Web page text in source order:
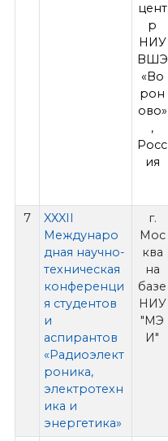
цент
р
НИУ
ВШЭ
«Во
рон
ово»
,
Росс
ия
7
XХXII
Междунаро
дная научно-
техническая
конференци
я студентов
и
аспирантов
«Радиоэлект
роника,
электротехн
ика и
энергетика»
г.
Мос
ква
на
базе
НИУ
"МЭ
И"